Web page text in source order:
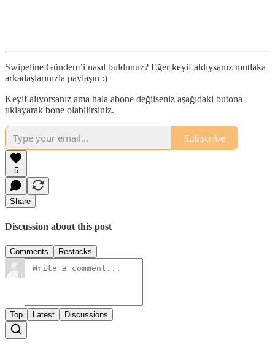
Swipeline Gündem’i nasıl buldunuz? Eğer keyif aldıysanız mutlaka
arkadaşlarınızla paylaşın :)
Keyif alıyorsanız ama hala abone değilseniz aşağıdaki butona
tıklayarak bone olabilirsiniz.
Subscribe
5
Share
Discussion about this post
Comments Restacks
Top Latest Discussions